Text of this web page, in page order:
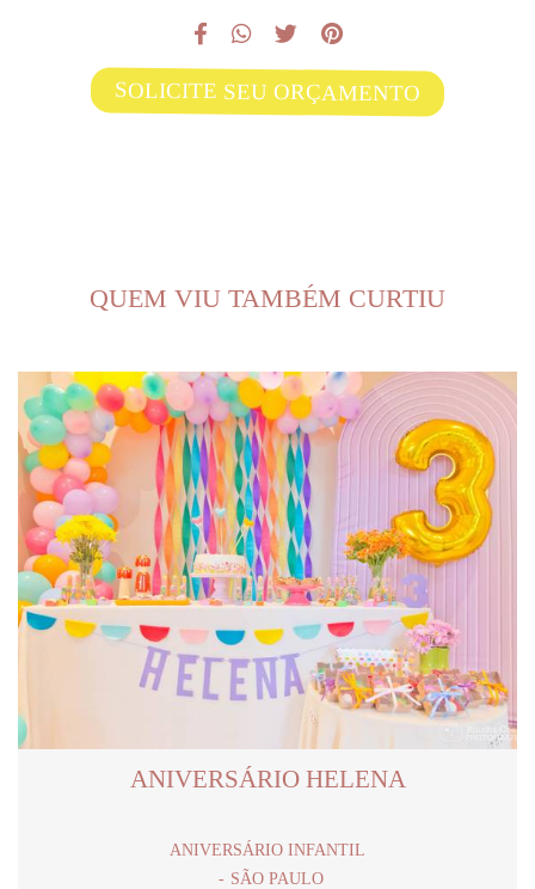
SOLICITE SEU ORÇAMENTO
QUEM VIU TAMBÉM CURTIU
ANIVERSÁRIO HELENA
ANIVERSÁRIO INFANTIL
SÃO PAULO